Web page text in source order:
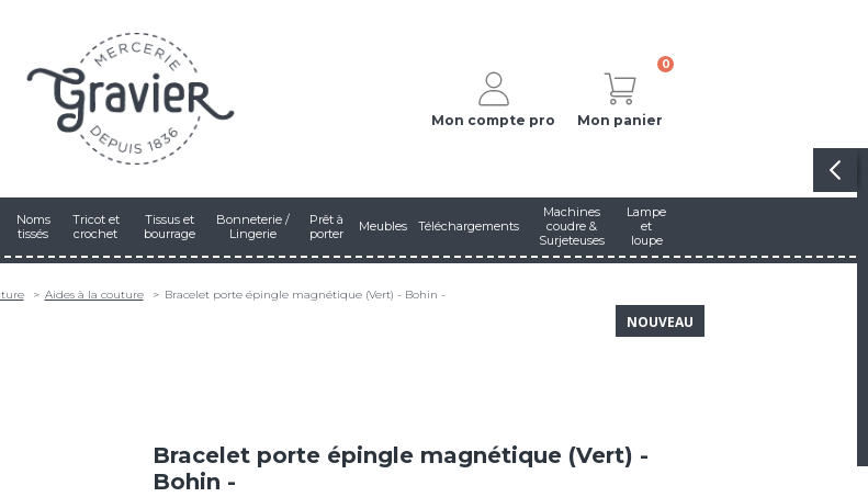
Mon compte pro
0
Mon panier
Noms
tissés
Tricot et
crochet
Tissus et
bourrage
Bonneterie /
Lingerie
Prêt à
porter
Meubles Téléchargements
Machines
coudre &
Surjeteuses
Lampe
et
loupe
Aides à la couture Bracelet porte épingle magnétique (Vert) - Bohin -
NOUVEAU
Bracelet porte épingle magnétique (Vert) -
Bohin -